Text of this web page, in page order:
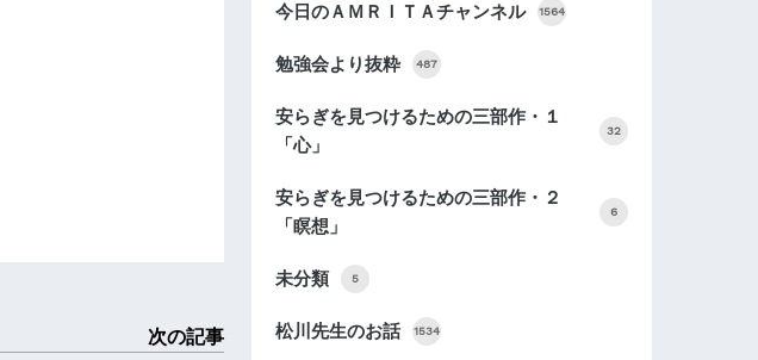
次の記事
今日のＡＭＲＩＴＡチャンネル 1564
勉強会より抜粋 487
安らぎを見つけるための三部作・１
「心」
32
安らぎを見つけるための三部作・２
「瞑想」
6
未分類 5
松川先生のお話 1534